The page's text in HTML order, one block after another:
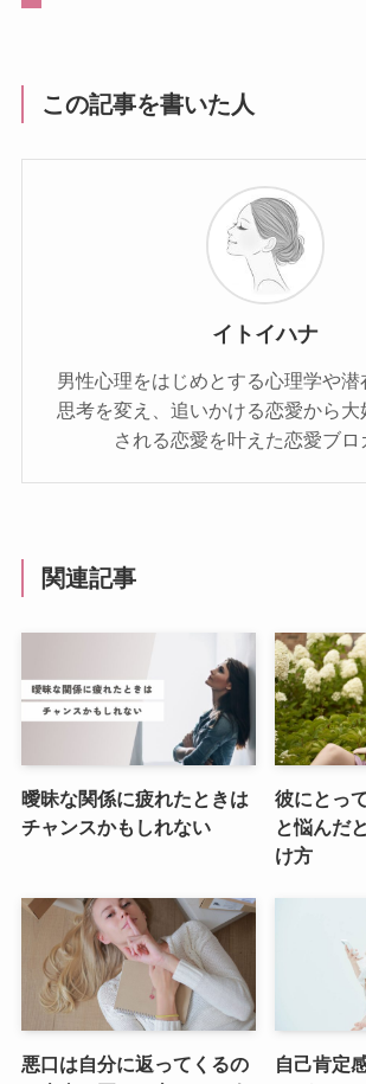
この記事を書いた人
イトイハナ
男性心理をはじめとする心理学や
思考を変え、追いかける恋愛から大
される恋愛を叶えた恋愛ブロ
関連記事
曖昧な関係に疲れたときは
チャンスかもしれない
彼にとっ
と悩んだ
け方
悪口は自分に返ってくるの
自己肯定